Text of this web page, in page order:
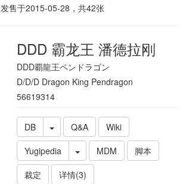
发售于2015-05-28 ，共42张
DDD 霸龙王 潘德拉刚
DDD覇龍王ペンドラゴン
D/D/D Dragon King Pendragon
56619314
DB Q&A
Wiki
Yugipedia
MDM
脚本
裁定
详情(3)